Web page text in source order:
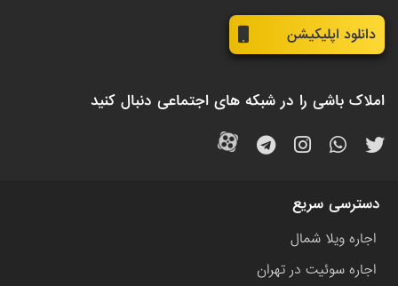
دانلود اپلیکیشن
املاک باشی را در شبکه های اجتماعی دنبال کنید
دسترسی سریع
اجاره ویلا شمال
اجاره سوئیت در تهران